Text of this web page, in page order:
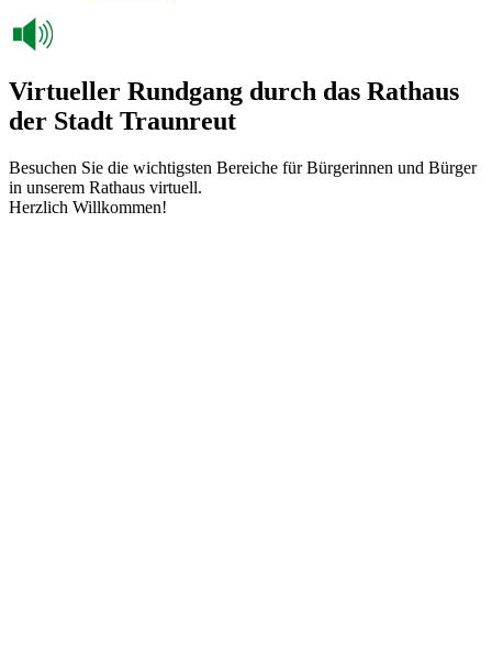
Virtueller Rundgang durch das Rathaus
der Stadt Traunreut
Besuchen Sie die wichtigsten Bereiche für Bürgerinnen und Bürger
in unserem Rathaus virtuell.
Herzlich Willkommen!